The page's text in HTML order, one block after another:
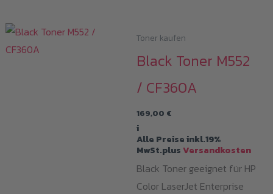
Toner kaufen
Black Toner M552
/ CF360A
169,00 €
i
Alle Preise inkl.19%
MwSt.plusVersandkosten
Black Toner geeignet für HP
Color LaserJet Enterprise